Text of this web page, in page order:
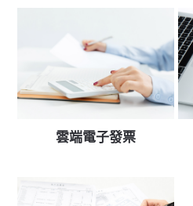
雲端電子發票